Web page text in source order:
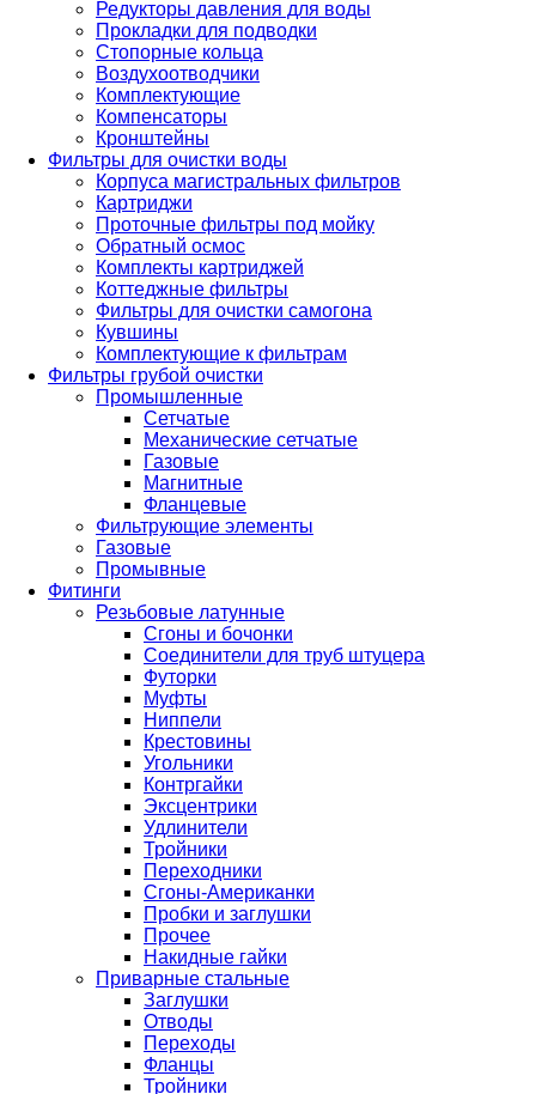
Редукторы давления для воды
Прокладки для подводки
Стопорные кольца
Воздухоотводчики
Комплектующие
Компенсаторы
Кронштейны
Фильтры для очистки воды
Корпуса магистральных фильтров
Картриджи
Проточные фильтры под мойку
Обратный осмос
Комплекты картриджей
Коттеджные фильтры
Фильтры для очистки самогона
Кувшины
Комплектующие к фильтрам
Фильтры грубой очистки
Промышленные
Сетчатые
Механические сетчатые
Газовые
Магнитные
Фланцевые
Фильтрующие элементы
Газовые
Промывные
Фитинги
Резьбовые латунные
Сгоны и бочонки
Соединители для труб штуцера
Футорки
Муфты
Ниппели
Крестовины
Угольники
Контргайки
Эксцентрики
Удлинители
Тройники
Переходники
Сгоны-Американки
Пробки и заглушки
Прочее
Накидные гайки
Приварные стальные
Заглушки
Отводы
Переходы
Фланцы
Тройники